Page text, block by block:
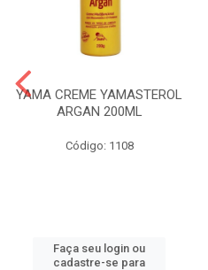
YAMA CREME YAMASTEROL
ARGAN 200ML
Código: 1108
Faça seu login ou
cadastre-se para